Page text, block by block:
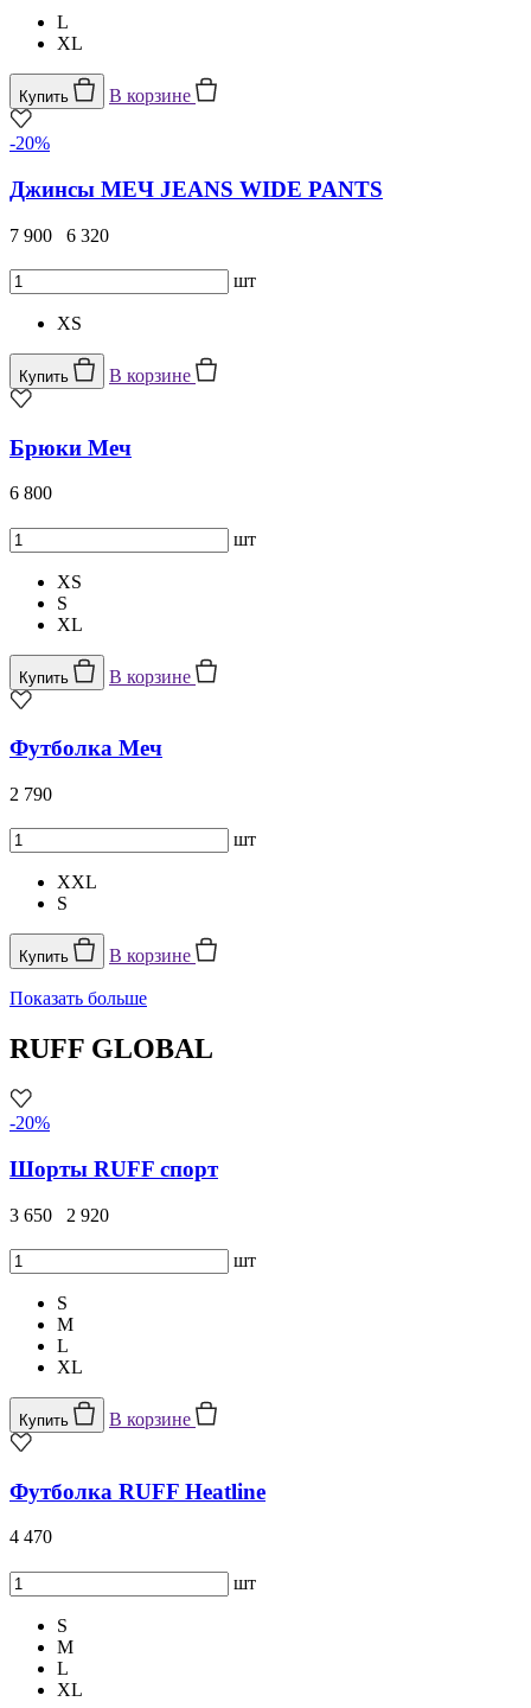
L
XL
Купить В корзине
-20%
Джинсы МЕЧ JEANS WIDE PANTS
7 900 6 320
шт
XS
Купить В корзине
Брюки Меч
6 800
шт
XS
S
XL
Купить В корзине
Футболка Меч
2 790
шт
XXL
S
Купить В корзине
Показать больше
RUFF GLOBAL
-20%
Шорты RUFF спорт
3 650 2 920
шт
S
M
L
XL
Купить В корзине
Футболка RUFF Heatline
4 470
шт
S
M
L
XL